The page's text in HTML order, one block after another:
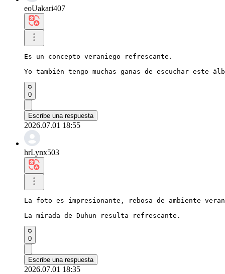
eoUakari407
Es un concepto veraniego refrescante.
Yo también tengo muchas ganas de escuchar este
0
Escribe una respuesta
2026.07.01 18:55
hrLynx503
La foto es impresionante, rebosa de ambiente
La mirada de Duhun resulta refrescante.
0
Escribe una respuesta
2026.07.01 18:35